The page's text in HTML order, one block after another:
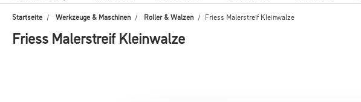
Startseite Werkzeuge & Maschinen Roller & Walzen Friess Malerstreif Kleinwalze
Friess Malerstreif Kleinwalze